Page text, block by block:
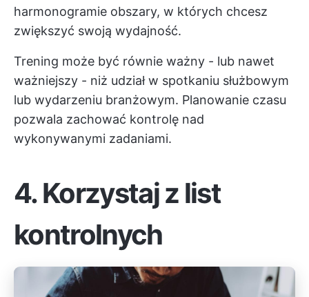
harmonogramie obszary, w których chcesz
zwiększyć swoją wydajność.
Trening może być równie ważny - lub nawet
ważniejszy - niż udział w spotkaniu służbowym
lub wydarzeniu branżowym. Planowanie czasu
pozwala zachować kontrolę nad
wykonywanymi zadaniami.
4. Korzystaj z list
kontrolnych